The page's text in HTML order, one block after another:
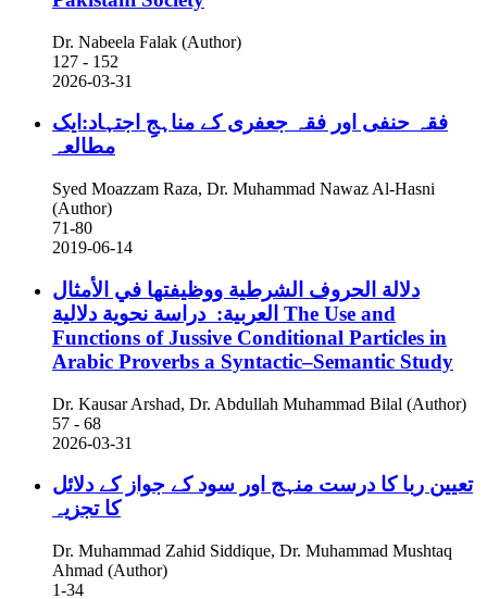
Dr. Nabeela Falak (Author)
127 - 152
2026-03-31
فقہ حنفی اور فقہ جعفری کے مناہجِ اجتہاد:ایک
مطالعہ
Syed Moazzam Raza, Dr. Muhammad Nawaz Al-Hasni
(Author)
71-80
2019-06-14
دلالة الحروف الشرطية ووظيفتها في الأمثال
العربية: دراسة نحوية دلالية The Use and
Functions of Jussive Conditional Particles in
Arabic Proverbs a Syntactic–Semantic Study
Dr. Kausar Arshad, Dr. Abdullah Muhammad Bilal (Author)
57 - 68
2026-03-31
تعیین ربا کا درست منہج اور سود کے جواز کے دلائل
کا تجزیہ
Dr. Muhammad Zahid Siddique, Dr. Muhammad Mushtaq
Ahmad (Author)
1-34